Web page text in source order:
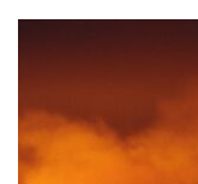
de
l’article